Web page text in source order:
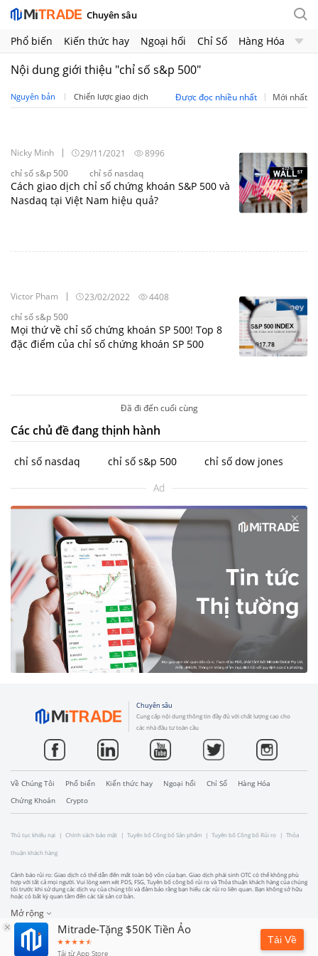
Chuyên sâu
Phổ biến Kiến thức hay Ngoại hối Chỉ Số
Hàng Hóa
Chứng Khoán
Crypto
Các chủ đề đang thịnh hành
chỉ số nasdaq chỉ số s&p 500
chỉ số dow jones
Ad
Nội dung giới thiệu "chỉ số s&p 500"
Nguyên bản Chiến lược giao dịch Được đọc nhiều nhất Mới nhất
Cách giao dịch chỉ số chứng khoán S&P 500 và
Nasdaq tại Việt Nam hiệu quả?
Nicky Minh 29/11/2021
8996
chỉ số s&p 500
chỉ số nasdaq
Mọi thứ về chỉ số chứng khoán SP 500! Top 8
đặc điểm của chỉ số chứng khoán SP 500
Victor Pham 23/02/2022
4408
chỉ số s&p 500
Đã đi đến cuối cùng
Chuyên sâu
Cung cấp nội dung thông tin đầy đủ với chất lượng cao cho
các nhà đầu tư toàn cầu
Về Chúng Tôi Phổ biến Kiến thức hay Ngoại hối Chỉ Số
Hàng Hóa
Chứng Khoán
Crypto
Thủ tục khiếu nại Chính sách bảo mật Tuyên bố Công bố Sản phẩm Tuyên bố Công bố Rủi ro Thỏa
thuận khách hàng
Cảnh báo rủi ro: Giao dịch có thể dẫn đến mất toàn bộ vốn của bạn. Giao dịch phái sinh OTC có thể không phù
hợp với tất cả mọi người. Vui lòng xem xét PDS, FSG, Tuyên bố công bố rủi ro và Thỏa thuận khách hàng của chúng
tôi trước khi sử dụng các dịch vụ của chúng tôi và đảm bảo rằng bạn hiểu các rủi ro liên quan. Bạn không sở hữu
hoặc có bất kỳ quan tâm đến các tài sản cơ bản.
Mở rộng
Mitrade-Tặng $50K Tiền Ảo
Tải từ App Store
Tải Về